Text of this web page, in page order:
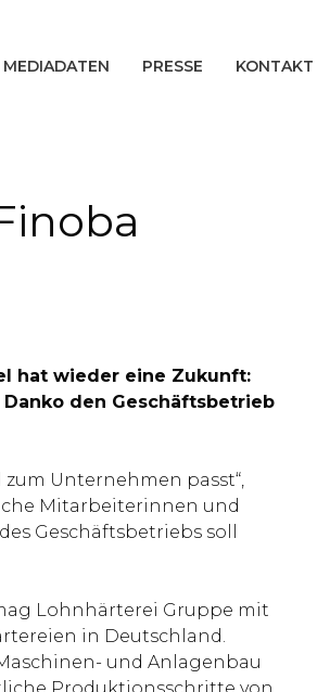
MEDIADATEN PRESSE KONTAKT
hat wieder eine Zukunft:
den Geschäftsbetrieb
Unternehmen passt“,
Mitarbeiterinnen und
Geschäftsbetriebs soll
Lohnhärterei Gruppe mit
in Deutschland.
und Anlagenbau